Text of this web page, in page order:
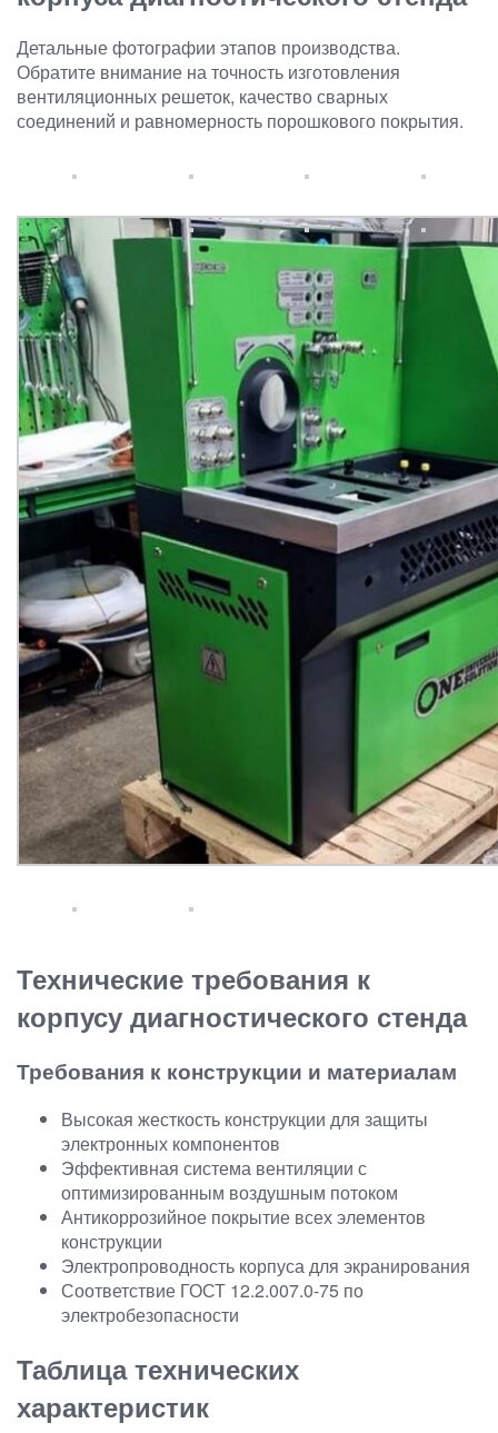
Детальные фотографии этапов производства.
Обратите внимание на точность изготовления
вентиляционных решеток, качество сварных
соединений и равномерность порошкового покрытия.
Технические требования к
корпусу диагностического стенда
Требования к конструкции и материалам
Высокая жесткость конструкции для защиты
электронных компонентов
Эффективная система вентиляции с
оптимизированным воздушным потоком
Антикоррозийное покрытие всех элементов
конструкции
Электропроводность корпуса для экранирования
Соответствие ГОСТ 12.2.007.0-75 по
электробезопасности
Таблица технических
характеристик